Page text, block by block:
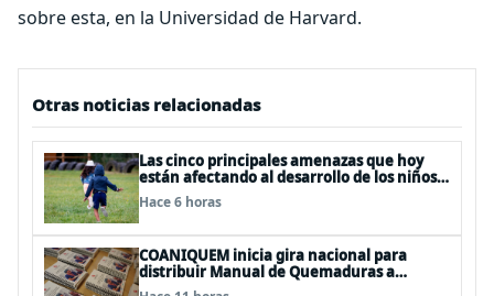
sobre esta, en la Universidad de Harvard.
Otras noticias relacionadas
Las cinco principales amenazas que hoy
están afectando al desarrollo de los niños
en Chile
Hace 6 horas
COANIQUEM inicia gira nacional para
distribuir Manual de Quemaduras a
profesionales de la salud